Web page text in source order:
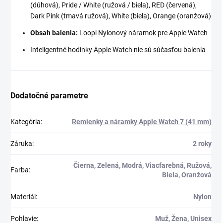
(dúhová), Pride / White (ružová / biela), RED (červená),
Dark Pink (tmavá ružová), White (biela), Orange (oranžová)
Obsah balenia: Loopi Nylonový náramok pre Apple Watch
Inteligentné hodinky Apple Watch nie sú súčasťou balenia
Dodatočné parametre
Kategória: Remienky a náramky Apple Watch 7 (41 mm)
Záruka: 2 roky
Farba:
Čierna, Zelená, Modrá, Viacfarebná, Ružová,
Biela, Oranžová
Materiál : Nylon
Pohlavie: Muž, Žena, Unisex